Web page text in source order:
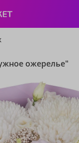
ожерелье"